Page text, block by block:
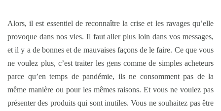
Alors, il est essentiel de reconnaître la crise et les ravages qu’elle
provoque dans nos vies. Il faut aller plus loin dans vos messages,
et il y a de bonnes et de mauvaises façons de le faire. Ce que vous
ne voulez plus, c’est traiter les gens comme de simples acheteurs
parce qu’en temps de pandémie, ils ne consomment pas de la
même manière ou pour les mêmes raisons. Et vous ne voulez pas
présenter des produits qui sont inutiles. Vous ne souhaitez pas être